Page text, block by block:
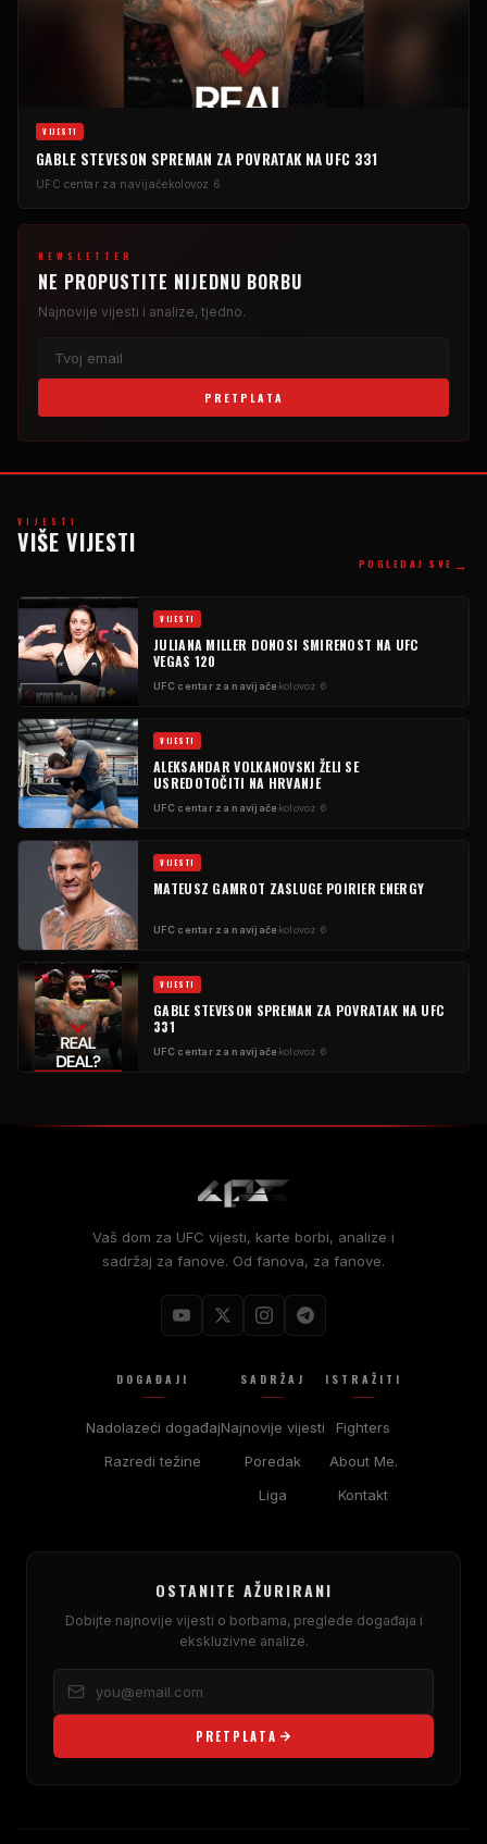
VIJESTI
GABLE STEVESON SPREMAN ZA POVRATAK NA UFC 331
UFC centar za navijače kolovoz 6
NEWSLETTER
NE PROPUSTITE NIJEDNU BORBU
Najnovije vijesti i analize, tjedno.
PRETPLATA
VIJESTI
VIŠE VIJESTI
POGLEDAJ SVE →
VIJESTI
JULIANA MILLER DONOSI SMIRENOST NA UFC
VEGAS 120
UFC centar za navijače kolovoz 6
VIJESTI
ALEKSANDAR VOLKANOVSKI ŽELI SE
USREDOTOČITI NA HRVANJE
UFC centar za navijače kolovoz 6
VIJESTI
MATEUSZ GAMROT ZASLUGE POIRIER ENERGY
UFC centar za navijače kolovoz 6
VIJESTI
GABLE STEVESON SPREMAN ZA POVRATAK NA UFC
331
UFC centar za navijače kolovoz 6
Vaš dom za UFC vijesti, karte borbi, analize i
sadržaj za fanove. Od fanova, za fanove.
DOGAĐAJI
Nadolazeći događaj
Razredi težine
SADRŽAJ
Najnovije vijesti
Poredak
Liga
ISTRAŽITI
Fighters
About Me.
Kontakt
OSTANITE AŽURIRANI
Dobijte najnovije vijesti o borbama, preglede događaja i
ekskluzivne analize.
PRETPLATA